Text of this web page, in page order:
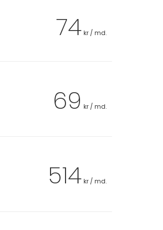
74 kr / md.
69 kr / md.
514 kr / md.